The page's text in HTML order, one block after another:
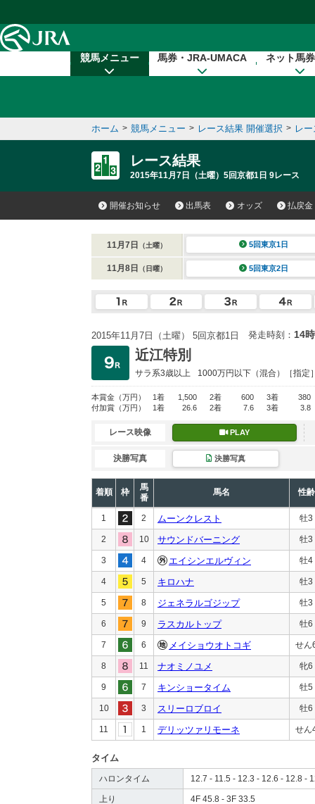
競馬メニュー 馬券・JRA-UMACA ネット馬
ホーム > 競馬メニュー > レース結果 開催選択 > レ
レース結果
2015年11月7日（土曜）5回京都1日 9レース
開催お知らせ 出馬表 オッズ 払戻金
11月7日 （土曜） 5回東京1日
11月8日 （日曜） 5回東京2日
2015年11月7日（土曜） 5回京都1日 発走時刻： 14
近江特別
サラ系3歳以上 1000万円以下 （混合）［指定
本賞金 （万円） 1着 1,500 2着 600 3着
380
付加賞 （万円） 1着 26.6 2着 7.6 3着 3.8
レース映像 PLAY
決勝写真 決勝写真
着順 枠
馬
番
馬名 性齢
1 2 ムーンクレスト 牡3
2 10 サウンドバーニング 牡3
3 4 エイシンエルヴィン 牡4
4 5 キロハナ 牡3
5 8 ジェネラルゴジップ 牡3
6 9 ラスカルトップ 牡6
7 6 メイショウオトコギ せん
8 11 ナオミノユメ 牝6
9 7 キンショータイム 牡5
10 3 スリーロブロイ 牡6
11 1 デリッツァリモーネ せん
タイム
ハロンタイム 12.7 - 11.5 - 12.3 - 12.6 - 12.8 -
上り 4F 45.8 - 3F 33.5